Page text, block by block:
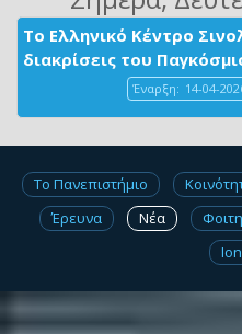
Το Ελληνικό Κέντρο
διακρίσεις του
Έναρξη: 14-04-
Το Πανεπιστήμιο
Έρευνα
Νέα